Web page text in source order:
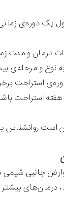
در طول یک
و مدت
نوع و مرحله‌ی
استراحت
استراحت
روانشناس
عوارض جانبی